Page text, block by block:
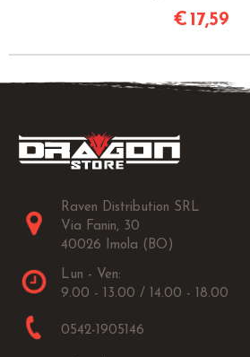
€ 17,59
Raven Distribution SRL
Via Fanin, 30
40026 Imola (BO)
Lun - Ven:
9.00 - 13.00 / 14.00 - 18.00
0542-1905146